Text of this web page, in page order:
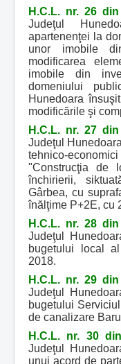
H.C.L. nr. 26
Judeţul
apartenenţei la
unor imobile
modificarea
imobile din
domeniului
Hunedoara
modificările şi
H.C.L. nr. 27
Judeţul
tehnico-
"Construcţia de
închirierii,
Gârbea, cu
înălţime P+2E, cu
H.C.L. nr. 28
Judeţul
bugetului local
2018.
H.C.L. nr. 29
Judeţul
bugetului
de canalizare
H.C.L. nr. 30
Judeţul
unui acord de